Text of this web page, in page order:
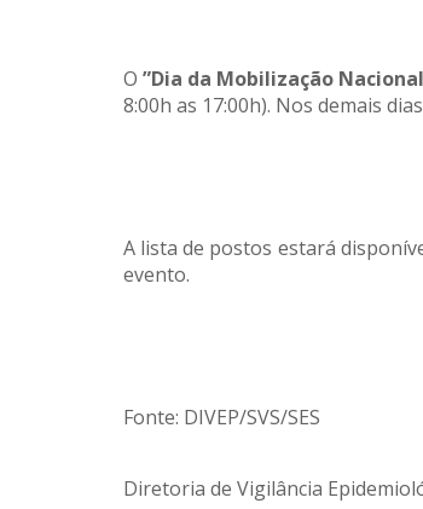
O”Dia da Mobilização
8:00h as 17:00h). Nos demais
A lista de postos estará
evento.
Fonte: DIVEP/SVS/SES
Diretoria de Vigilância